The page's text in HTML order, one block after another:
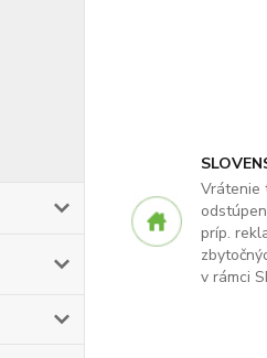
Vrátenie
príp.
v rámci